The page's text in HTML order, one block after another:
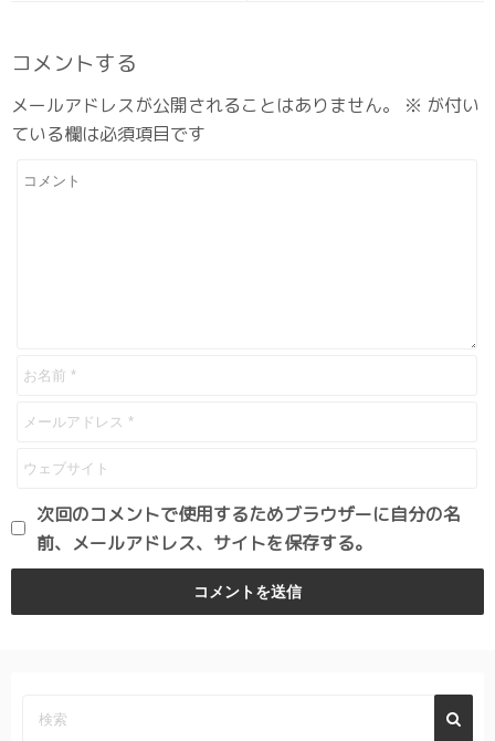
コメントする
メールアドレスが公開されることはありません。 ※ が付い
ている欄は必須項目です
次回のコメントで使用するためブラウザーに自分の名
前、メールアドレス、サイトを保存する。